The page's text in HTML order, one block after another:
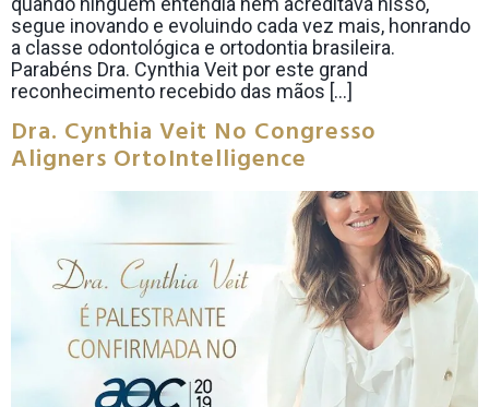
segue inovando e evoluindo cada vez mais, honrando
a classe odontológica e ortodontia brasileira.
Parabéns Dra. Cynthia Veit por este grand
reconhecimento recebido das mãos […]
Dra. Cynthia Veit No Congresso
Aligners OrtoIntelligence